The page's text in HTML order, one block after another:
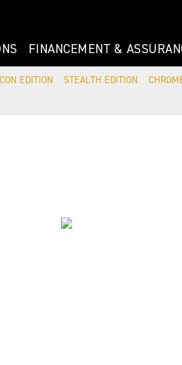
FINANCEMENT &
EDITION STEALTH EDITION